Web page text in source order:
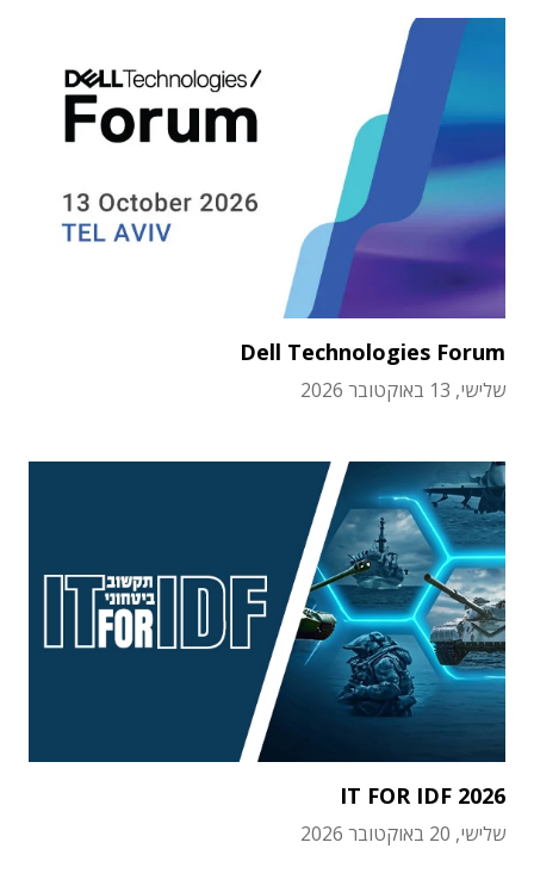
Dell Technologies Forum
שלישי, 13 באוקטובר 2026
IT FOR IDF 2026
שלישי, 20 באוקטובר 2026